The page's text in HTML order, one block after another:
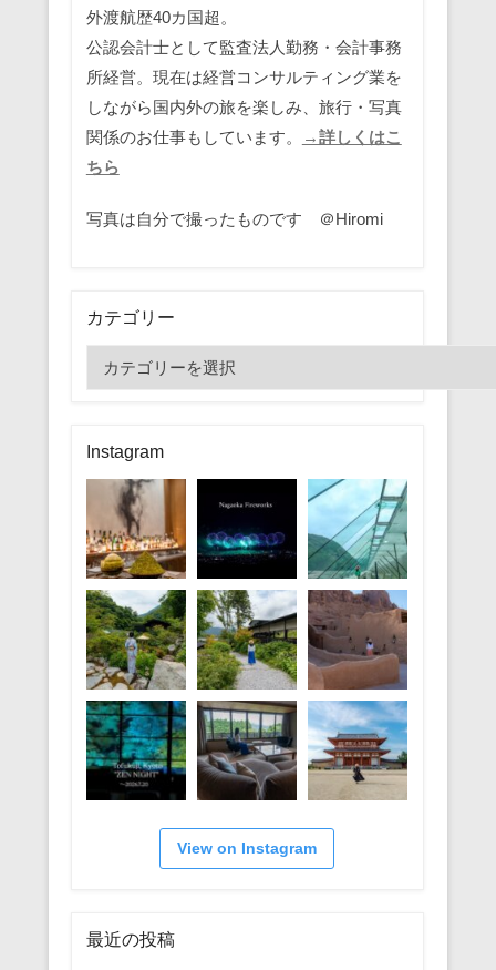
外渡航歴40カ国超。
公認会計士として監査法人勤務・会計事務
所経営。現在は経営コンサルティング業を
しながら国内外の旅を楽しみ、旅行・写真
関係のお仕事もしています。
→詳しくはこ
ちら
写真は自分で撮ったものです ＠Hiromi
カテゴリー
テ
リ
ー
Instagram
View on Instagram
最近の投稿